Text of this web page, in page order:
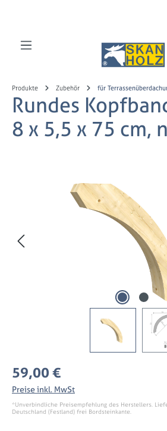
Produkte Zubehör für
Rundes
8 x 5,5 x 75 cm,
Regulärer Preis:
59,00 €
Preise inkl. MwSt
*Unverbindliche Preisempfehlung des Herstellers.
Deutschland (Festland) frei Bordsteinkante.